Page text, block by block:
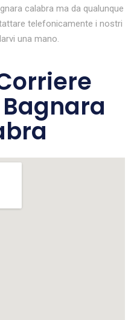
calabra ma da qualunque
telefonicamente i nostri
una mano.